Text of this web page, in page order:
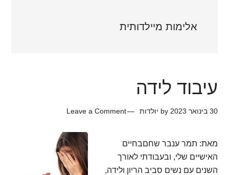
אלימות מיילדותית
עיבוד לידה
30 בינואר 2023 by יולדות Leave a Comment
מאת: תמר ענבר שחםבחיים
האישיים שלי, ובעבודתי לאורך
השנים עם נשים סביב הריון ולידה,